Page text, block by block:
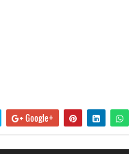
Google+